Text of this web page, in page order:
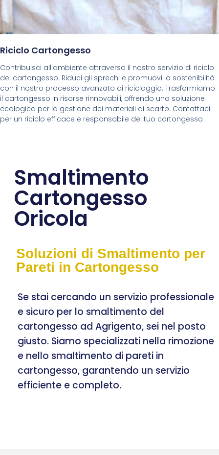
Riciclo Cartongesso
Contribuisci all'ambiente attraverso il nostro servizio di riciclo
del cartongesso. Riduci gli sprechi e promuovi la sostenibilità
con il nostro processo avanzato di riciclaggio. Trasformiamo
il cartongesso in risorse rinnovabili, offrendo una soluzione
ecologica per la gestione dei materiali di scarto. Contattaci
per un riciclo efficace e responsabile del tuo cartongesso
Smaltimento
Cartongesso
Oricola
Soluzioni di Smaltimento per
Pareti in Cartongesso
Se stai cercando un servizio professionale
e sicuro per lo smaltimento del
cartongesso ad Agrigento, sei nel posto
giusto. Siamo specializzati nella rimozione
e nello smaltimento di pareti in
cartongesso, garantendo un servizio
efficiente e completo.